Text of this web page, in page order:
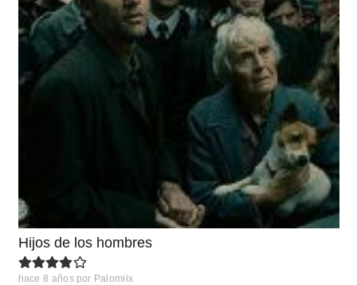
Hijos de los hombres
hace 8 años por Palomiix